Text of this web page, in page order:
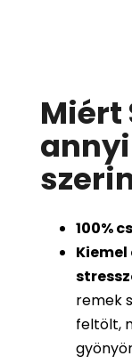
Miért
100%
remek
feltölt,